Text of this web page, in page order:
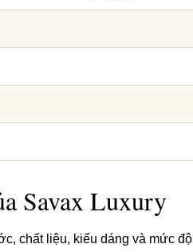
Savax Luxury
chất liệu, kiểu dáng và mức